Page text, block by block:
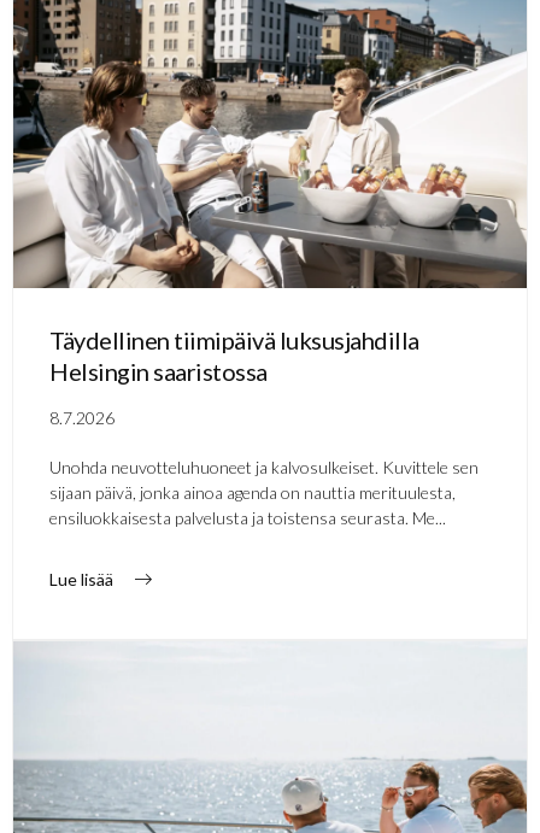
Täydellinen tiimipäivä luksusjahdilla
Helsingin saaristossa
8.7.2026
Unohda neuvotteluhuoneet ja kalvosulkeiset. Kuvittele sen
sijaan päivä, jonka ainoa agenda on nauttia merituulesta,
ensiluokkaisesta palvelusta ja toistensa seurasta. Me...
Lue lisää